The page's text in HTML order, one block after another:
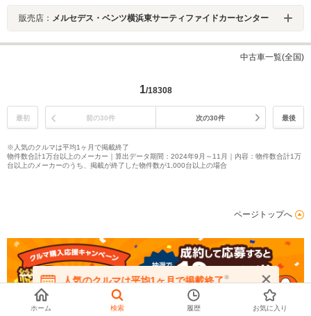
販売店： メルセデス・ベンツ横浜東サーティファイドカーセンター
中古車一覧(全国)
1/18308
最初 前の30件 次の30件 最後
※人気のクルマは平均1ヶ月で掲載終了
物件数合計1万台以上のメーカー｜算出データ期間：2024年9月～11月｜内容：物件数合計1万
台以上のメーカーのうち、掲載が終了した物件数が1,000台以上の場合
ページトップへ
人気のクルマは平均1ヶ月で掲載終了※
在庫が無くなる前にお問い合わせください
ホーム 検索 履歴 お気に入り